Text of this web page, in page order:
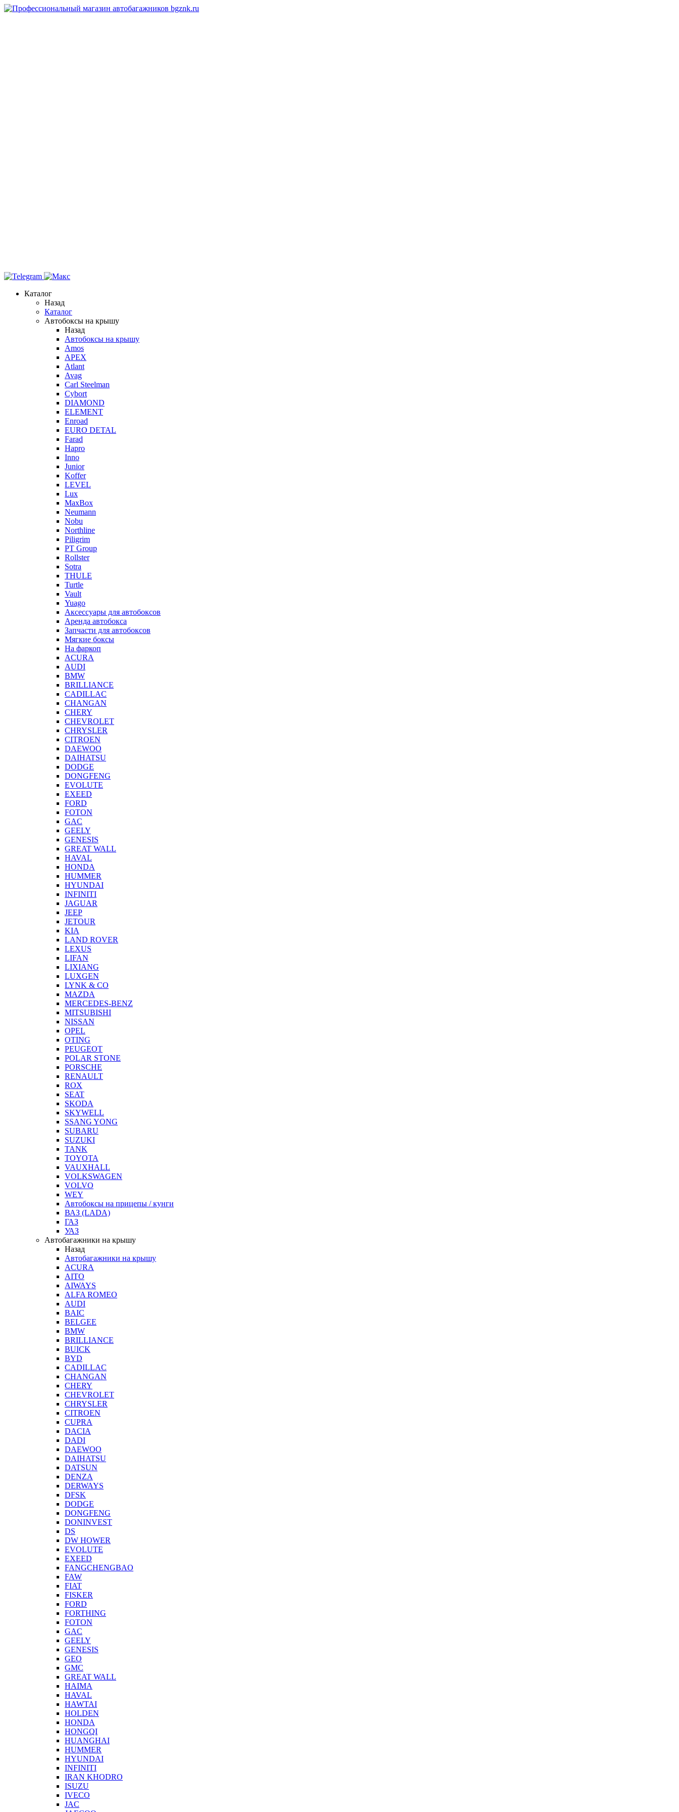
Каталог
Назад
Каталог
Автобоксы на крышу
Назад
Автобоксы на крышу
Amos
APEX
Atlant
Avag
Carl Steelman
Cybort
DIAMOND
ELEMENT
Enroad
EURO DETAL
Farad
Hapro
Inno
Junior
Koffer
LEVEL
Lux
MaxBox
Neumann
Nobu
Northline
Piligrim
PT Group
Rollster
Sotra
THULE
Turtle
Vault
Yuago
Аксессуары для автобоксов
Аренда автобокса
Запчасти для автобоксов
Мягкие боксы
На фаркоп
ACURA
AUDI
BMW
BRILLIANCE
CADILLAC
CHANGAN
CHERY
CHEVROLET
CHRYSLER
CITROEN
DAEWOO
DAIHATSU
DODGE
DONGFENG
EVOLUTE
EXEED
FORD
FOTON
GAC
GEELY
GENESIS
GREAT WALL
HAVAL
HONDA
HUMMER
HYUNDAI
INFINITI
JAGUAR
JEEP
JETOUR
KIA
LAND ROVER
LEXUS
LIFAN
LIXIANG
LUXGEN
LYNK & CO
MAZDA
MERCEDES-BENZ
MITSUBISHI
NISSAN
OPEL
OTING
PEUGEOT
POLAR STONE
PORSCHE
RENAULT
ROX
SEAT
SKODA
SKYWELL
SSANG YONG
SUBARU
SUZUKI
TANK
TOYOTA
VAUXHALL
VOLKSWAGEN
VOLVO
WEY
Автобоксы на прицепы / кунги
ВАЗ (LADA)
ГАЗ
УАЗ
Автобагажники на крышу
Назад
Автобагажники на крышу
ACURA
AITO
AIWAYS
ALFA ROMEO
AUDI
BAIC
BELGEE
BMW
BRILLIANCE
BUICK
BYD
CADILLAC
CHANGAN
CHERY
CHEVROLET
CHRYSLER
CITROEN
CUPRA
DACIA
DADI
DAEWOO
DAIHATSU
DATSUN
DENZA
DERWAYS
DFSK
DODGE
DONGFENG
DONINVEST
DS
DW HOWER
EVOLUTE
EXEED
FANGCHENGBAO
FAW
FIAT
FISKER
FORD
FORTHING
FOTON
GAC
GEELY
GENESIS
GEO
GMC
GREAT WALL
HAIMA
HAVAL
HAWTAI
HOLDEN
HONDA
HONGQI
HUANGHAI
HUMMER
HYUNDAI
INFINITI
IRAN KHODRO
ISUZU
IVECO
JAC